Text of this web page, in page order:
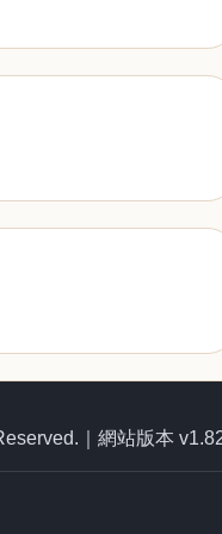
｜網站版本